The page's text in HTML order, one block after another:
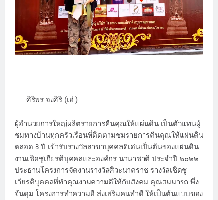
ศิริพร จงศิริ (เอ๋ )
ผู้อำนวยการใหญ่ผลิตรายการคืนคุณให้แผ่นดิน เป็นตัวแทนผู้
ชมทางบ้านทุกครัวเรือนที่ติดตามชมรายการคืนคุณให้แผ่นดิน
ตลอด 8 ปี เข้ารับรางวัลสาขาบุคคลดีเด่นเป็นต้นของแผ่นดิน
งานเชิดชูเกียรติบุคคลและองค์กร นานาชาติ ประจำปี ๒๐๒๒
ประธานโครงการจัดงานรางวัลศิวะนาคราช รางวัลเชิดชู
เกียรติบุคคลที่ทำคุณงามความดีให้กับสังคม คุณสมมารถ พึ่ง
จันดุม โครงการทำความดี ส่งเสริมคนทำดี ให้เป็นต้นแบบของ